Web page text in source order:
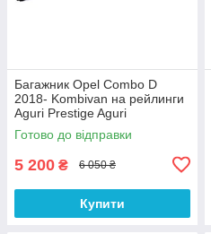
Багажник Opel Combo D
2018- Kombivan на рейлинги
Aguri Prestige Aguri
Готово до відправки
5 200 ₴ 6 050 ₴
Купити